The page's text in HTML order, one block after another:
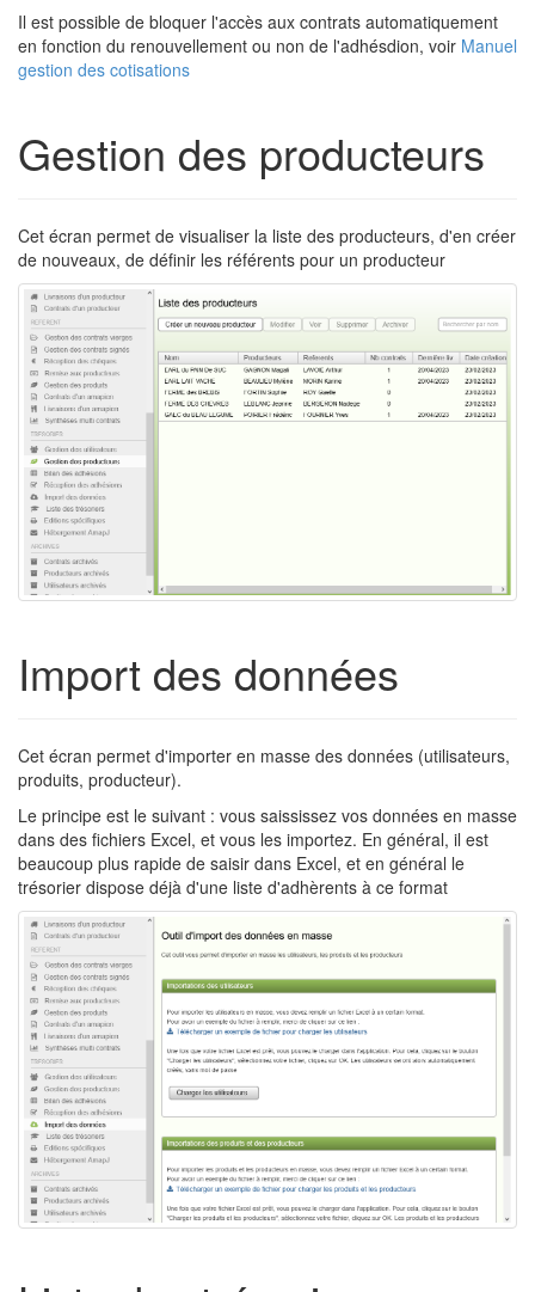
Il est possible de bloquer l'accès aux contrats automatiquement
en fonction du renouvellement ou non de l'adhésdion, voir Manuel
gestion des cotisations
Gestion des producteurs
Cet écran permet de visualiser la liste des producteurs, d'en créer
de nouveaux, de définir les référents pour un producteur
Import des données
Cet écran permet d'importer en masse des données (utilisateurs,
produits, producteur).
Le principe est le suivant : vous saississez vos données en masse
dans des fichiers Excel, et vous les importez. En général, il est
beaucoup plus rapide de saisir dans Excel, et en général le
trésorier dispose déjà d'une liste d'adhèrents à ce format